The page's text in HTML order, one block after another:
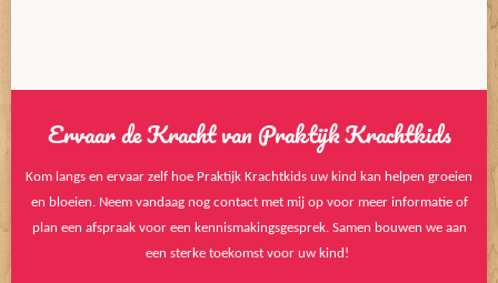
Ervaar de Kracht van Praktijk Krachtkids
Kom langs en ervaar zelf hoe Praktijk Krachtkids uw kind kan helpen groeien
en bloeien. Neem vandaag nog contact met mij op voor meer informatie of
plan een afspraak voor een kennismakingsgesprek. Samen bouwen we aan
een sterke toekomst voor uw kind!